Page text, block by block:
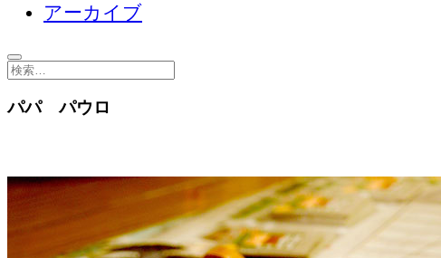
開
く
アーカイブ
検
パパ パウロ